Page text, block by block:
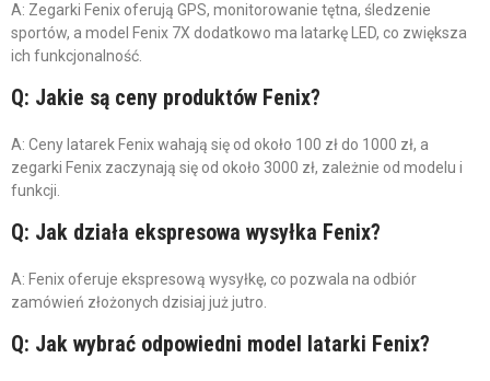
A: Zegarki Fenix oferują GPS, monitorowanie tętna, śledzenie
sportów, a model Fenix 7X dodatkowo ma latarkę LED, co zwiększa
ich funkcjonalność.
Q: Jakie są ceny produktów Fenix?
A: Ceny latarek Fenix wahają się od około 100 zł do 1000 zł, a
zegarki Fenix zaczynają się od około 3000 zł, zależnie od modelu i
funkcji.
Q: Jak działa ekspresowa wysyłka Fenix?
A: Fenix oferuje ekspresową wysyłkę, co pozwala na odbiór
zamówień złożonych dzisiaj już jutro.
Q: Jak wybrać odpowiedni model latarki Fenix?